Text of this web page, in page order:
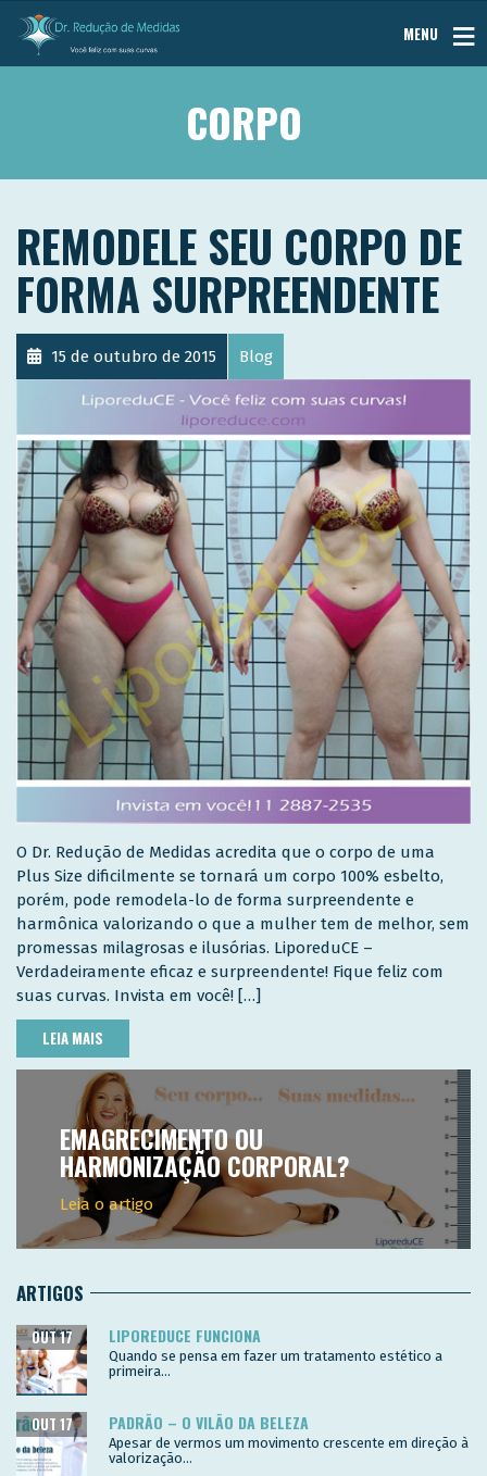
MENU
CORPO
REMODELE SEU CORPO DE
FORMA SURPREENDENTE
15 de outubro de 2015 Blog
O Dr. Redução de Medidas acredita que o corpo de uma
Plus Size dificilmente se tornará um corpo 100% esbelto,
porém, pode remodela-lo de forma surpreendente e
harmônica valorizando o que a mulher tem de melhor, sem
promessas milagrosas e ilusórias. LiporeduCE –
Verdadeiramente eficaz e surpreendente! Fique feliz com
suas curvas. Invista em você! […]
LEIA MAIS
EMAGRECIMENTO OU
HARMONIZAÇÃO CORPORAL?
Leia o artigo
ARTIGOS
LIPOREDUCE FUNCIONA
OUT 17
Quando se pensa em fazer um tratamento estético a
primeira...
PADRÃO – O VILÃO DA BELEZA
OUT 17
Apesar de vermos um movimento crescente em direção à
valorização...